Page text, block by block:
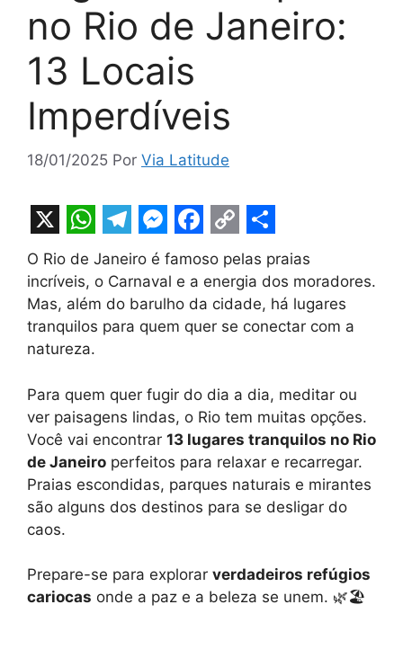
no Rio de Janeiro:
13 Locais
Imperdíveis
18/01/2025 Por Via Latitude
X
W
h
a
t
s
A
p
p
T
e
l
e
r
a
m
M
e
s
s
n
g
e
r
F
a
c
e
o
o
k
C
o
p
y
i
n
k
S
h
a
r
O Rio de Janeiro é famoso pelas praias
incríveis, o Carnaval e a energia dos moradores.
Mas, além do barulho da cidade, há lugares
tranquilos para quem quer se conectar com a
natureza.
Para quem quer fugir do dia a dia, meditar ou
ver paisagens lindas, o Rio tem muitas opções.
Você vai encontrar 13 lugares tranquilos no Rio
de Janeiro perfeitos para relaxar e recarregar.
Praias escondidas, parques naturais e mirantes
são alguns dos destinos para se desligar do
caos.
Prepare-se para explorar verdadeiros refúgios
cariocas onde a paz e a beleza se unem. 🌿🏖️